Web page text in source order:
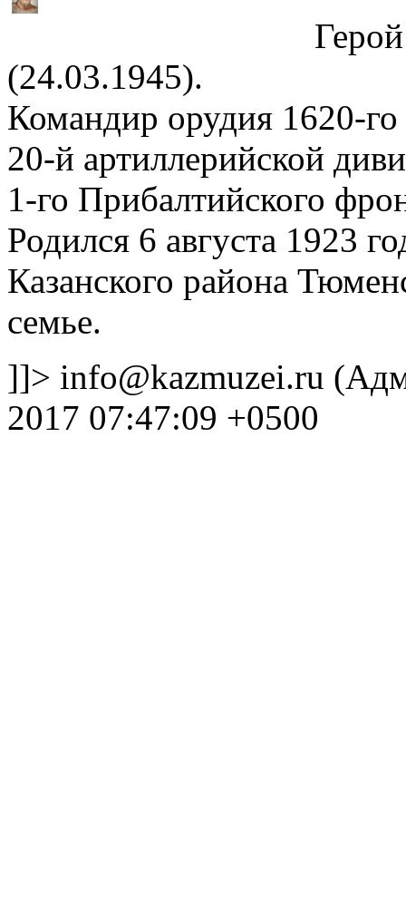
Герой
(24.03.1945).
Командир орудия 1620-го
20-й артиллерийской
1-го Прибалтийского
Родился 6 августа 1923
Казанского района
семье.
]]> info@kazmuzei.ru
2017 07:47:09 +0500